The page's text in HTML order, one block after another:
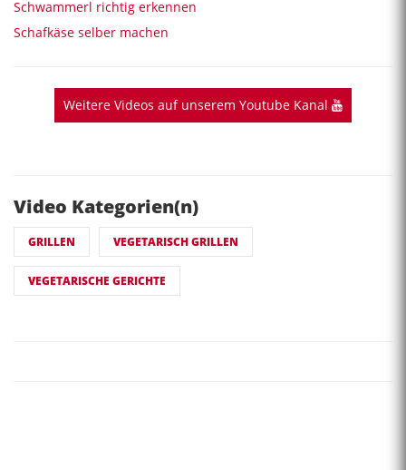
Schwammerl richtig erkennen
Schafkäse selber machen
Weitere Videos auf unserem Youtube Kanal
Video Kategorien(n)
GRILLEN VEGETARISCH GRILLEN
VEGETARISCHE GERICHTE